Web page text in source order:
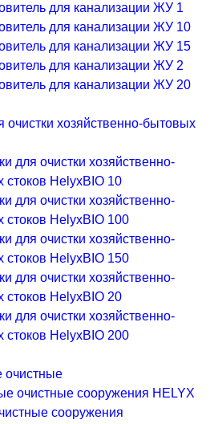
для канализации ЖУ 1
для канализации ЖУ 10
для канализации ЖУ 15
для канализации ЖУ 2
для канализации ЖУ 20
очистки хозяйственно-бытовых
для очистки хозяйственно-
стоков HelyxBIO 10
для очистки хозяйственно-
стоков HelyxBIO 100
для очистки хозяйственно-
стоков HelyxBIO 150
для очистки хозяйственно-
стоков HelyxBIO 20
для очистки хозяйственно-
стоков HelyxBIO 200
очистные
очистные сооружения HELYX
сооружения